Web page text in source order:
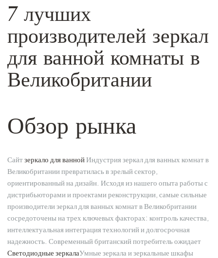
7 лучших
производителей зеркал
для ванной комнаты в
Великобритании
Обзор рынка
Сайтзеркало для ваннойИндустрия зеркал для ванных комнат в
Великобритании превратилась в зрелый сектор,
ориентированный на дизайн. Исходя из нашего опыта работы с
дистрибьюторами и проектами реконструкции, самые сильные
производители зеркал для ванных комнат в Великобритании
сосредоточены на трех ключевых факторах: контроль качества,
интеллектуальная интеграция технологий и долгосрочная
надежность. Современный британский потребитель ожидает
Светодиодные зеркалаУмные зеркала и зеркальные шкафы